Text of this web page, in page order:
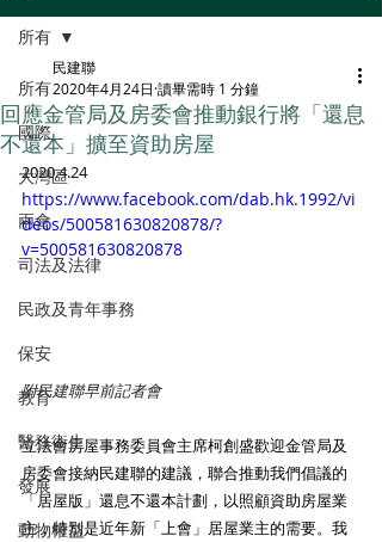
所有
國際
大灣區
兩會
司法及法律
民政及青年事務
保安
教育
醫務衛生
發展
動物權益
所有
回應金管局及房委會推動銀行將「還息
不還本」擴至資助房屋
民建聯
2020年4月24日 讀畢需時 1 分鐘
2020.4.24
https://www.facebook.com/dab.hk.1992/vi
deos/500581630820878/?
v=500581630820878
附民建聯早前記者會
立法會房屋事務委員會主席柯創盛歡迎金管局及
房委會接納民建聯的建議，聯合推動我們倡議的
「居屋版」還息不還本計劃，以照顧資助房屋業
主，特別是近年新「上會」居屋業主的需要。我